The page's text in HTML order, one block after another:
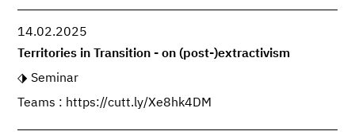
14.02.2025
Territories in Transition - on (post-)extractivism
Seminar
Teams : https://cutt.ly/Xe8hk4DM